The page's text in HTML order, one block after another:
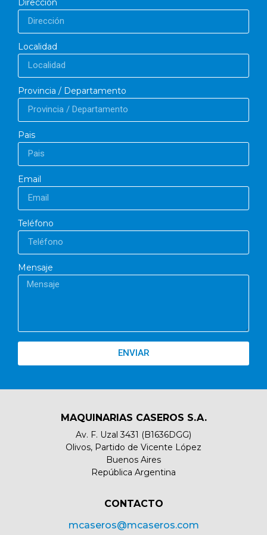
Dirección
Localidad
Provincia / Departamento
Pais
Email
Teléfono
Mensaje
ENVIAR
MAQUINARIAS CASEROS S.A.
Av. F. Uzal 3431 (B1636DGG)
Olivos, Partido de Vicente López
Buenos Aires
República Argentina
CONTACTO​
mcaseros@mcaseros.com